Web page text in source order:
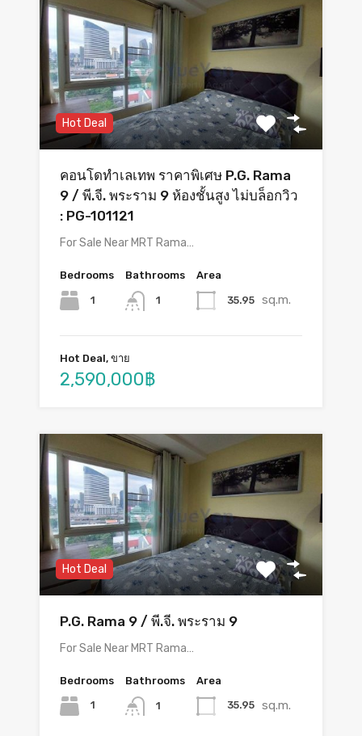
Hot Deal
คอนโดทำเลเทพ ราคาพิเศษ P.G. Rama
9 / พี.จี. พระราม 9 ห้องชั้นสูง ไม่บล็อกวิว
: PG-101121
For Sale Near MRT Rama…
Bedrooms
1
Bathrooms
1
Area
35.95 sq.m.
Hot Deal, ขาย
2,590,000฿
Hot Deal
P.G. Rama 9 / พี.จี. พระราม 9
For Sale Near MRT Rama…
Bedrooms
1
Bathrooms
1
Area
35.95 sq.m.